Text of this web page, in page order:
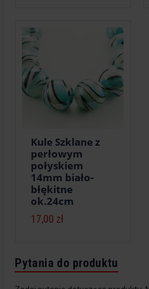
Kule Szklane z
perłowym
połyskiem
14mm biało-
błękitne
ok.24cm
17,00 zł
Pytania do produktu